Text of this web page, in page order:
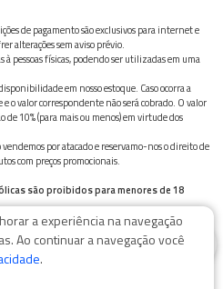
de pagamento são exclusivos para internet e
alterações sem aviso prévio.
à pessoas físicas, podendo ser utilizadas em uma
em nosso estoque. Caso ocorra a
o valor correspondente não será cobrado. O valor
10% (para mais ou menos) em virtude dos
por atacado e reservamo-nos o direito de
com preços promocionais.
são proibidos para menores de 18
e, em excesso, provoca graves males à saúde.
a experiência na navegação
Ao continuar a navegação você
.